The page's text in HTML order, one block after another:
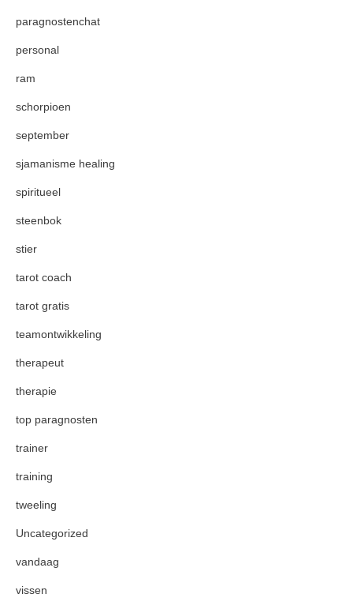
paragnostenchat
personal
ram
schorpioen
september
sjamanisme healing
spiritueel
steenbok
stier
tarot coach
tarot gratis
teamontwikkeling
therapeut
therapie
top paragnosten
trainer
training
tweeling
Uncategorized
vandaag
vissen